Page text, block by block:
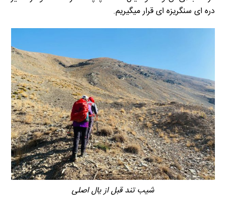
دره ای سنگریزه ای قرار میگیریم.
شیب تند قبل از یال اصلی